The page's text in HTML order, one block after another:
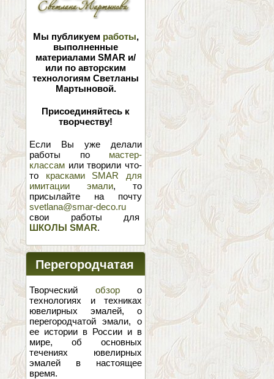
Мы публикуем работы,
выполненные
материалами SMAR и/
или по авторским
технологиям Светланы
Мартыновой.
Присоединяйтесь к
творчеству!
Если Вы уже делали
работы по мастер-
классам или творили что-
то красками SMAR для
имитации эмали, то
присылайте на почту
svetlana@smar-deco.ru
свои работы для
ШКОЛЫ SMAR.
Перегородчатая
эмаль
Творческий обзоро
технологиях и техниках
ювелирных эмалей, о
перегородчатой эмали, о
ее истории в России и в
мире, об основных
течениях ювелирных
эмалей в настоящее
время.